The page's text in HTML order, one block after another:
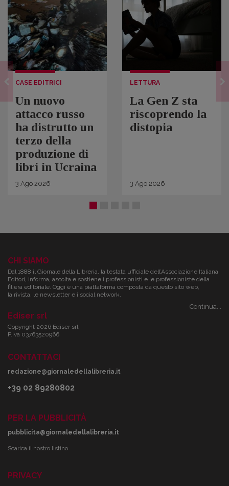
CASE EDITRICI
Un nuovo
attacco russo
ha distrutto un
terzo della
produzione di
libri in Ucraina
3 Ago 2026
LETTURA
La Gen Z sta
riscoprendo la
distopia
3 Ago 2026
CHI SIAMO
Dal 1888 il Giornale della Libreria, la testata ufficiale dell’Associazione Italiana
Editori, informa, ascolta e sostiene i professionisti e le professioniste della
filiera editoriale. Oggi è una piattaforma composta da questo sito web,
la rivista, le newsletter e i social network.
Continua...
Ediser srl
Copyright 2026 Ediser srl
P.Iva 03763520966
CONTATTACI
redazione@giornaledellalibreria.it
+39 02 89280802
PER LA PUBBLICITÀ
pubblicita@giornaledellalibreria.it
Scarica il nostro listino
PRIVACY